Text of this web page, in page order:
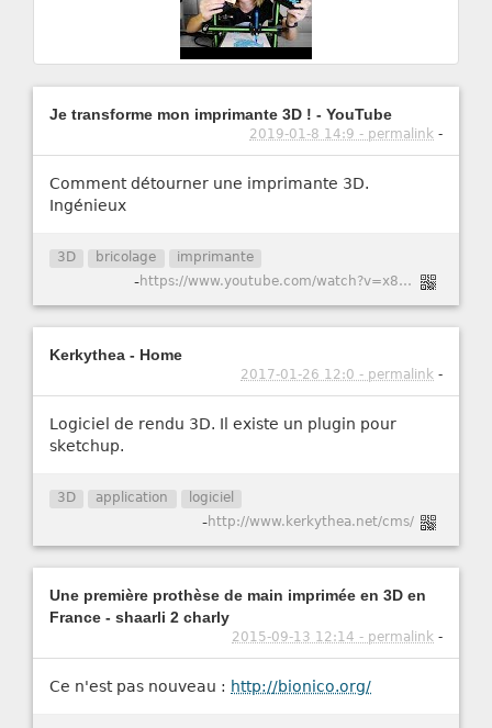
Je transforme mon imprimante 3D ! - YouTube
2019-01-8 14:9 - permalink -
Comment détourner une imprimante 3D.
Ingénieux
3D bricolage imprimante
- https://www.youtube.com/watch?v=x8TwGvXV104
Kerkythea - Home
2017-01-26 12:0 - permalink -
Logiciel de rendu 3D. Il existe un plugin pour
sketchup.
3D application logiciel
-http://www.kerkythea.net/cms/
Une première prothèse de main imprimée en 3D en
France - shaarli 2 charly
2015-09-13 12:14 - permalink -
Ce n'est pas nouveau : http://bionico.org/